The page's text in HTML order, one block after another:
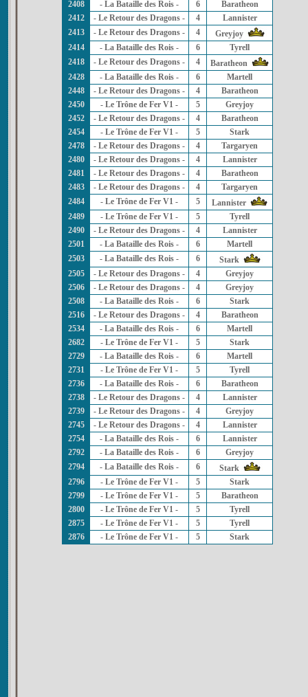
2408 - La Bataille des Rois - 6
Baratheon
2412
- Le Retour des Dragons - 4
Lannister
2413
- Le Retour des Dragons - 4
Greyjoy
2414
- La Bataille des Rois - 6
Tyrell
2418
- Le Retour des Dragons - 4
Baratheon
2428
- La Bataille des Rois - 6
Martell
2448
- Le Retour des Dragons - 4
Baratheon
2450
- Le Trône de Fer V1 - 5
Greyjoy
2452
- Le Retour des Dragons - 4
Baratheon
2454
- Le Trône de Fer V1 - 5
Stark
2478
- Le Retour des Dragons - 4
Targaryen
2480
- Le Retour des Dragons - 4
Lannister
2481
- Le Retour des Dragons - 4
Baratheon
2483
- Le Retour des Dragons - 4
Targaryen
2484
- Le Trône de Fer V1 - 5
Lannister
2489
- Le Trône de Fer V1 - 5
Tyrell
2490
- Le Retour des Dragons - 4
Lannister
2501
- La Bataille des Rois - 6
Martell
2503
- La Bataille des Rois - 6
Stark
2505
- Le Retour des Dragons - 4
Greyjoy
2506
- Le Retour des Dragons - 4
Greyjoy
2508
- La Bataille des Rois - 6
Stark
2516
- Le Retour des Dragons - 4
Baratheon
2534
- La Bataille des Rois - 6
Martell
2682
- Le Trône de Fer V1 - 5
Stark
2729
- La Bataille des Rois - 6
Martell
2731
- Le Trône de Fer V1 - 5
Tyrell
2736
- La Bataille des Rois - 6
Baratheon
2738
- Le Retour des Dragons - 4
Lannister
2739
- Le Retour des Dragons - 4
Greyjoy
2745
- Le Retour des Dragons - 4
Lannister
2754
- La Bataille des Rois - 6
Lannister
2792
- La Bataille des Rois - 6
Greyjoy
2794
- La Bataille des Rois - 6
Stark
2796
- Le Trône de Fer V1 - 5
Stark
2799
- Le Trône de Fer V1 - 5
Baratheon
2800
- Le Trône de Fer V1 - 5
Tyrell
2875
- Le Trône de Fer V1 - 5
Tyrell
2876
- Le Trône de Fer V1 - 5 Stark